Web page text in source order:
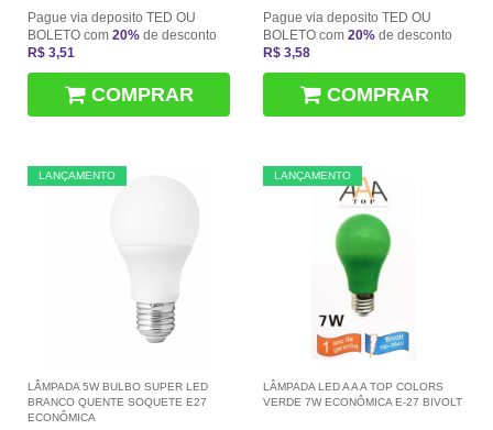
Pague via deposito TED OU
BOLETO com 20% de desconto
R$ 3,51
COMPRAR
Pague via deposito TED OU
BOLETO com 20% de desconto
R$ 3,58
COMPRAR
LANÇAMENTO
LÂMPADA 5W BULBO SUPER LED
BRANCO QUENTE SOQUETE E27
ECONÔMICA
LANÇAMENTO
LÂMPADA LED A A A TOP COLORS
VERDE 7W ECONÔMICA E-27 BIVOLT